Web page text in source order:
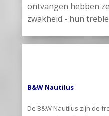
ontvangen hebben
zwakheid - hun
B&W Nautilus
De B&W Nautilus zijn de